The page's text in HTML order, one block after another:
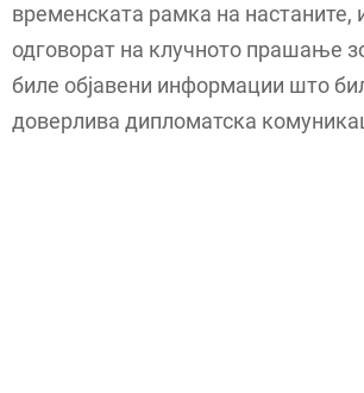
временската рамка на настаните,
одговорат на клучното прашање
биле објавени информации што
доверлива дипломатска